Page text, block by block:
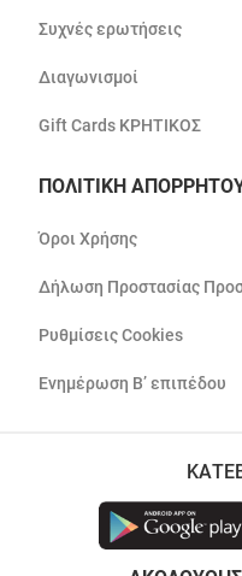
Συχνές ερωτήσεις
Διαγωνισμοί
Gift Cards ΚΡΗΤΙΚΟΣ
ΠΟΛΙΤΙΚΗ
Όροι Χρήσης
Δήλωση Προστασίας
Ρυθμίσεις Cookies
Ενημέρωση Β’ επιπέδου